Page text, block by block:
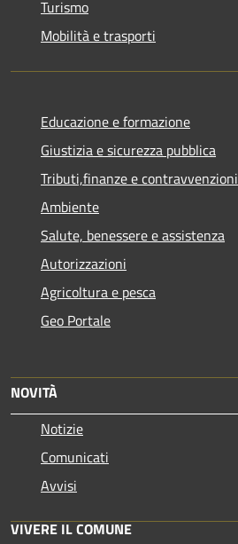
Turismo
Mobilità e trasporti
Educazione e formazione
Giustizia e sicurezza pubblica
Tributi,finanze e contravvenzioni
Ambiente
Salute, benessere e assistenza
Autorizzazioni
Agricoltura e pesca
Geo Portale
NOVITÀ
Notizie
Comunicati
Avvisi
VIVERE IL COMUNE